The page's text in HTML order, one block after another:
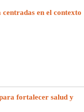
en el contexto
fortalecer salud y